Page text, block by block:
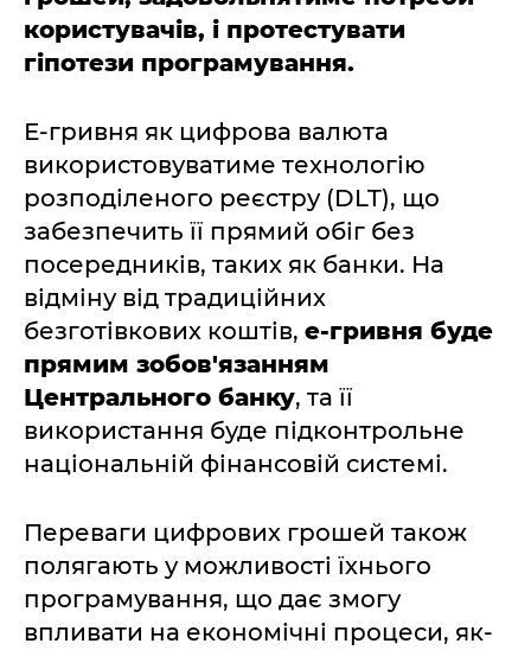
користувачів, і протестувати
гіпотези програмування.
Е-гривня як цифрова валюта
використовуватиме технологію
розподіленого реєстру (DLT), що
забезпечить її прямий обіг без
посередників, таких як банки. На
відміну від традиційних
безготівкових коштів, е-гривня буде
прямим зобов'язанням
Центрального банку, та її
використання буде підконтрольне
національній фінансовій системі.
Переваги цифрових грошей також
полягають у можливості їхнього
програмування, що дає змогу
впливати на економічні процеси, як-